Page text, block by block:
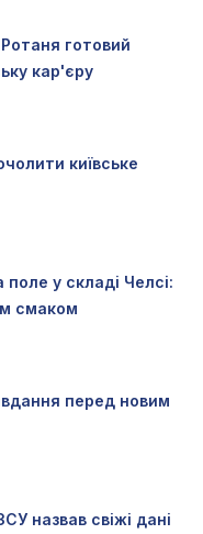
готовий
кар'єру
київське
у складі Челсі:
смаком
перед новим
назвав свіжі дані